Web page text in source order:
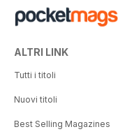
ALTRI LINK
Tutti i titoli
Nuovi titoli
Best Selling Magazines